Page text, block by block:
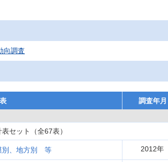
向調査
調査年月
セット（全67表）
別、地方別 等 2012年